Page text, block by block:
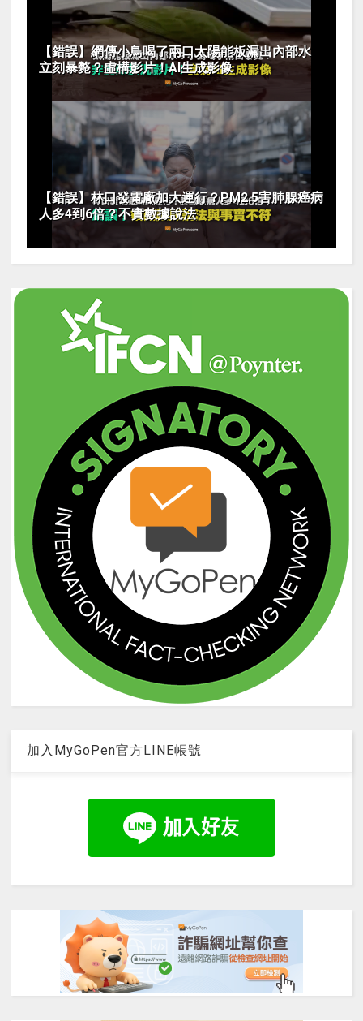
【錯誤】網傳小鳥喝了兩口太陽能板漏出內部水
立刻暴斃？虛構影片！AI生成影像
【錯誤】林口發電廠加大運行？PM2.5害肺腺癌病
人多4到6倍？不實數據說法
加入MyGoPen官方LINE帳號